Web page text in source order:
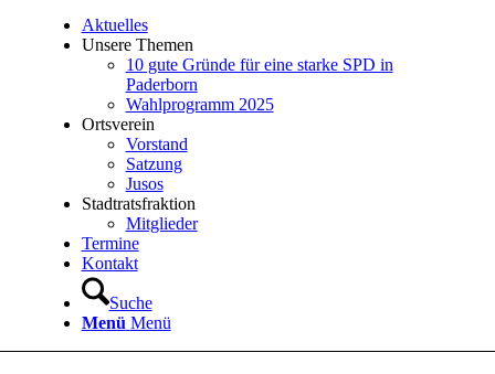
Aktuelles
Unsere Themen
10 gute Gründe für eine starke SPD in
Paderborn
Wahlprogramm 2025
Ortsverein
Vorstand
Satzung
Jusos
Stadtratsfraktion
Mitglieder
Termine
Kontakt
Suche
Menü Menü